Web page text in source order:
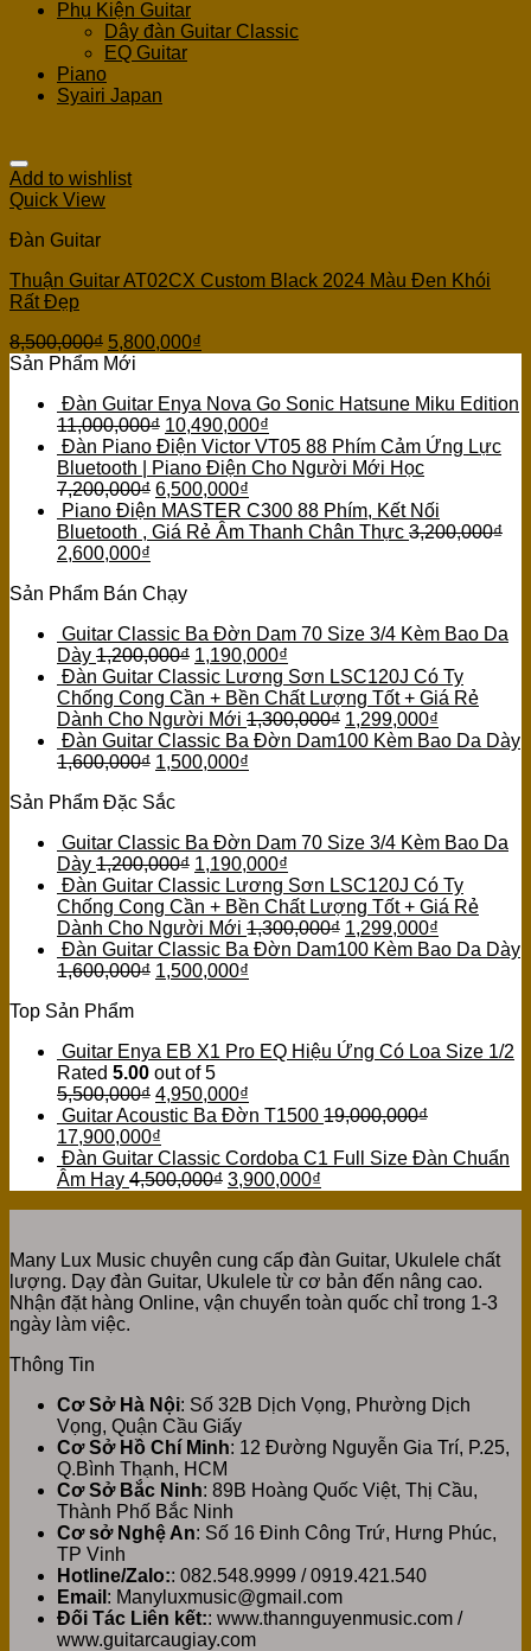
Phụ Kiện Guitar
Dây đàn Guitar Classic
EQ Guitar
Piano
Syairi Japan
Add to wishlist
Quick View
Đàn Guitar
Thuận Guitar AT02CX Custom Black 2024 Màu Đen Khói
Rất Đẹp
8,500,000₫ 5,800,000₫
Sản Phẩm Mới
Đàn Guitar Enya Nova Go Sonic Hatsune Miku Edition
11,000,000₫ 10,490,000₫
Đàn Piano Điện Victor VT05 88 Phím Cảm Ứng Lực
Bluetooth | Piano Điện Cho Người Mới Học
7,200,000₫ 6,500,000₫
Piano Điện MASTER C300 88 Phím, Kết Nối
Bluetooth , Giá Rẻ Âm Thanh Chân Thực 3,200,000₫
2,600,000₫
Sản Phẩm Bán Chạy
Guitar Classic Ba Đờn Dam 70 Size 3/4 Kèm Bao Da
Dày 1,200,000₫ 1,190,000₫
Đàn Guitar Classic Lương Sơn LSC120J Có Ty
Chống Cong Cần + Bền Chất Lượng Tốt + Giá Rẻ
Dành Cho Người Mới 1,300,000₫ 1,299,000₫
Đàn Guitar Classic Ba Đờn Dam100 Kèm Bao Da Dày
1,600,000₫ 1,500,000₫
Sản Phẩm Đặc Sắc
Guitar Classic Ba Đờn Dam 70 Size 3/4 Kèm Bao Da
Dày 1,200,000₫ 1,190,000₫
Đàn Guitar Classic Lương Sơn LSC120J Có Ty
Chống Cong Cần + Bền Chất Lượng Tốt + Giá Rẻ
Dành Cho Người Mới 1,300,000₫ 1,299,000₫
Đàn Guitar Classic Ba Đờn Dam100 Kèm Bao Da Dày
1,600,000₫ 1,500,000₫
Top Sản Phẩm
Guitar Enya EB X1 Pro EQ Hiệu Ứng Có Loa Size 1/2
Rated 5.00 out of 5
5,500,000₫ 4,950,000₫
Guitar Acoustic Ba Đờn T1500 19,000,000₫
17,900,000₫
Đàn Guitar Classic Cordoba C1 Full Size Đàn Chuẩn
Âm Hay 4,500,000₫ 3,900,000₫
Many Lux Music chuyên cung cấp đàn Guitar, Ukulele chất
lượng. Dạy đàn Guitar, Ukulele từ cơ bản đến nâng cao.
Nhận đặt hàng Online, vận chuyển toàn quốc chỉ trong 1-3
ngày làm việc.
Thông Tin
Cơ Sở Hà Nội: Số 32B Dịch Vọng, Phường Dịch
Vọng, Quận Cầu Giấy
Cơ Sở Hồ Chí Minh: 12 Đường Nguyễn Gia Trí, P.25,
Q.Bình Thạnh, HCM
Cơ Sở Bắc Ninh: 89B Hoàng Quốc Việt, Thị Cầu,
Thành Phố Bắc Ninh
Cơ sở Nghệ An: Số 16 Đinh Công Trứ, Hưng Phúc,
TP Vinh
Hotline/Zalo:: 082.548.9999 / 0919.421.540
Email : Manyluxmusic@gmail.com
Đối Tác Liên kết:: www.thannguyenmusic.com /
www.guitarcaugiay.com